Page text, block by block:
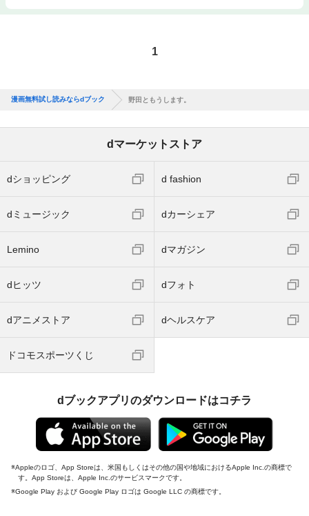
1
漫画無料試し読みならdブック 野田ともうします。
dマーケットストア
dショッピング d fashion
dミュージック dカーシェア
Lemino dマガジン
dヒッツ dフォト
dアニメストア dヘルスケア
ドコモスポーツくじ
dブックアプリのダウンロードはコチラ
Appleのロゴ、App Storeは、米国もしくはその他の国や地域におけるApple Inc.の商標で
す。App Storeは、Apple Inc.のサービスマークです。
Google Play および Google Play ロゴは Google LLC の商標です。